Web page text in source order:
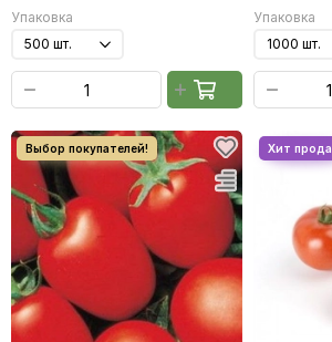
Упаковка
Упаковка